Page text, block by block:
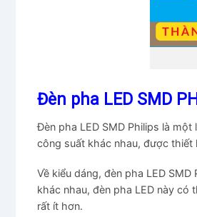
Đèn pha LED SMD
Đèn pha LED SMD Philips là
công suất khác nhau, được thiết
Về kiểu dáng, đèn pha LED
khác nhau, đèn pha LED này
rất ít hơn.